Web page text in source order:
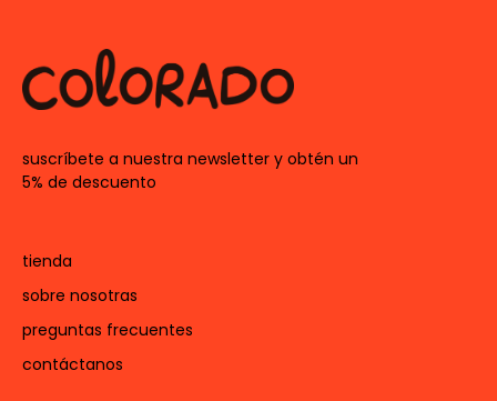
suscríbete a nuestra newsletter y obtén un
5% de descuento
tienda
sobre nosotras
preguntas frecuentes
contáctanos